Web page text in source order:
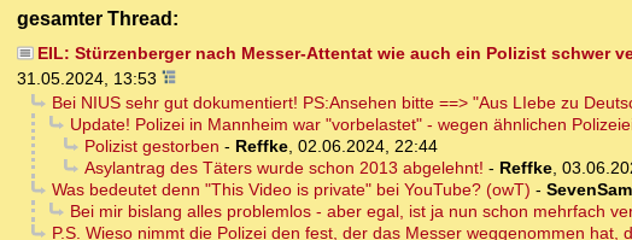
gesamter Thread:
EIL: Stürzenberger nach Messer-Attentat wie auch ein Polizist schwer
31.05.2024, 13:53
Bei NIUS sehr gut dokumentiert! PS:Ansehen bitte ==> "Aus LIebe zu
Update! Polizei in Mannheim war "vorbelastet" - wegen ähnlichen
Polizist gestorben - Reffke, 02.06.2024, 22:44
Asylantrag des Täters wurde schon 2013 abgelehnt! - Reffke,
Was bedeutet denn "This Video is private" bei YouTube? (owT) -
Bei mir bislang alles problemlos - aber egal, ist ja nun schon mehrfach
P.S. Wieso nimmt die Polizei den fest, der das Messer weggenommen